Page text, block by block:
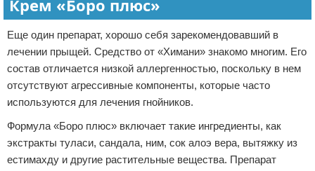
Крем «Боро плюс»
Еще один препарат, хорошо себя зарекомендовавший в
лечении прыщей. Средство от «Химани» знакомо многим. Его
состав отличается низкой аллергенностью, поскольку в нем
отсутствуют агрессивные компоненты, которые часто
используются для лечения гнойников.
Формула «Боро плюс» включает такие ингредиенты, как
экстракты туласи, сандала, ним, сок алоэ вера, вытяжку из
естимахду и другие растительные вещества. Препарат